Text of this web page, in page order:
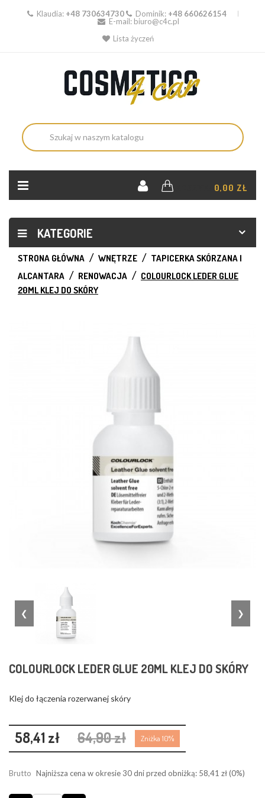
Klaudia: +48 730634730 Dominik: +48 660626154
E-mail: biuro@c4c.pl
Lista życzeń
0,00 ZŁ
KATEGORIE
STRONA GŁÓWNA WNĘTRZE
TAPICERKA SKÓRZANA I
ALCANTARA
RENOWACJA
COLOURLOCK LEDER GLUE
20ML KLEJ DO SKÓRY
❮ ❯
COLOURLOCK LEDER GLUE 20ML KLEJ DO SKÓRY
Klej do łączenia rozerwanej skóry
58,41 zł 64,90 zł Zniżka 10%
Brutto Najniższa cena w okresie 30 dni przed obniżką: 58,41 zł(0%)